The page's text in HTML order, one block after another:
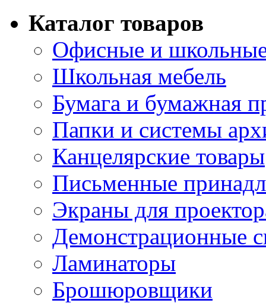
Каталог товаров
Офисные и
Школьная мебель
Бумага и бумажная
Папки и системы
Канцелярские товары
Письменные
Экраны для
Демонстрационные
Ламинаторы
Брошюровщики